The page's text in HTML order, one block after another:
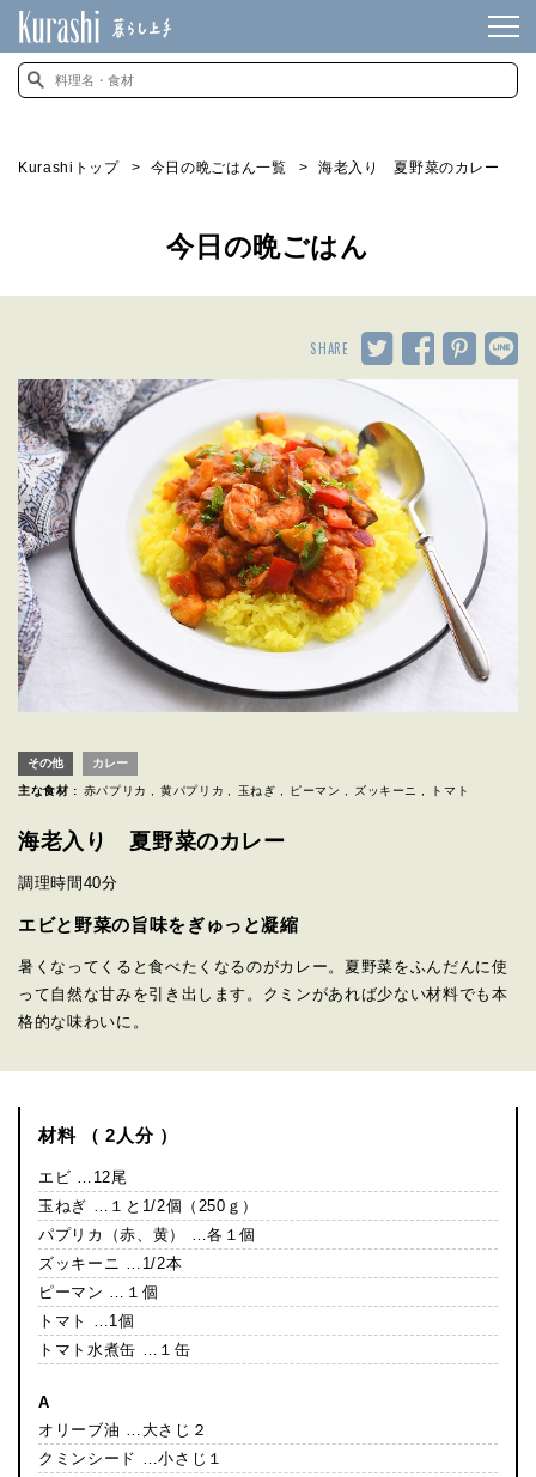
Kurashiトップ 今日の晩ごはん一覧 海老入り 夏野菜のカレー
今日の晩ごはん
SHARE
その他 カレー
主な食材 : 赤パプリカ 黄パプリカ 玉ねぎ ピーマン ズッキーニ トマト
海老入り 夏野菜のカレー
調理時間 40分
エビと野菜の旨味をぎゅっと凝縮
暑くなってくると食べたくなるのがカレー。夏野菜をふんだんに使
って自然な甘みを引き出します。クミンがあれば少ない材料でも本
格的な味わいに。
材料 （ 2人分 ）
エビ …12尾
玉ねぎ …１と1/2個（250ｇ）
パプリカ（赤、黄） …各１個
ズッキーニ …1/2本
ピーマン …１個
トマト …1個
トマト水煮缶 …１缶
A
オリーブ油 …大さじ２
クミンシード …小さじ１